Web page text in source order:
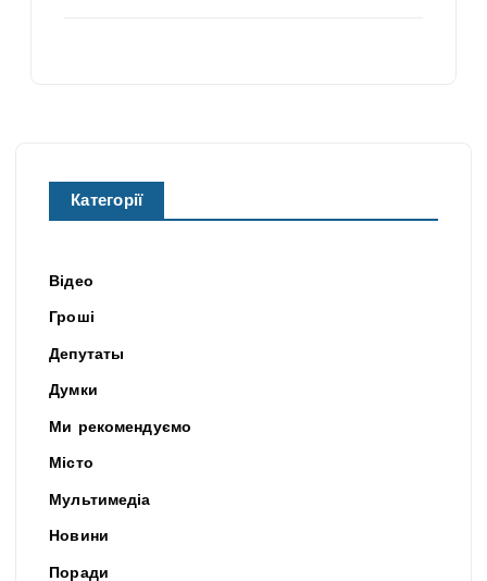
Категорії
Відео
Гроші
Депутаты
Думки
Ми рекомендуємо
Місто
Мультимедіа
Новини
Поради